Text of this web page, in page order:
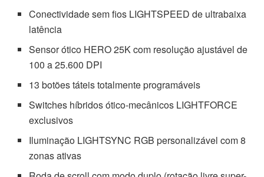
Conectividade sem fios LIGHTSPEED de ultrabaixa
latência
Sensor ótico HERO 25K com resolução ajustável de
100 a 25.600 DPI
13 botões táteis totalmente programáveis
Switches híbridos ótico-mecânicos LIGHTFORCE
exclusivos
Iluminação LIGHTSYNC RGB personalizável com 8
zonas ativas